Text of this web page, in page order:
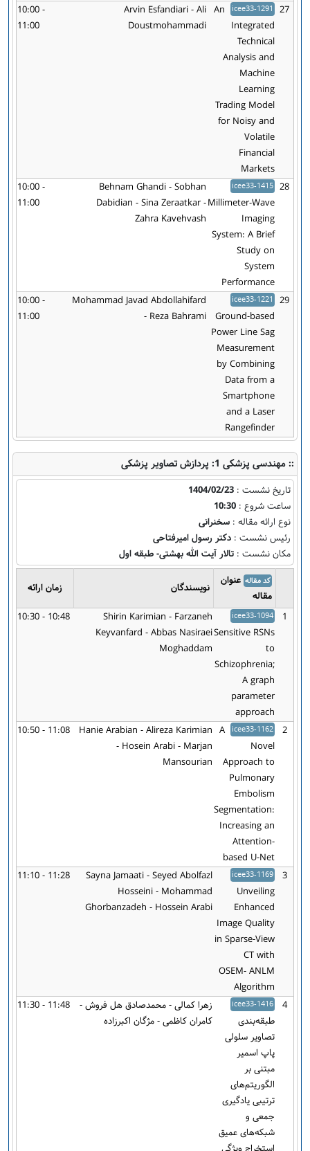
27
icee33-1291
An
Integrated
Technical
Analysis and
Machine
Learning
Trading Model
for Noisy and
Volatile
Financial
Markets
Arvin Esfandiari - Ali
Doustmohammadi
10:00 -
11:00
28
icee33-1415
Millimeter-Wave
Imaging
System: A Brief
Study on
System
Performance
Behnam Ghandi - Sobhan
Dabidian - Sina Zeraatkar -
Zahra Kavehvash
10:00 -
11:00
29
icee33-1221
Ground-based
Power Line Sag
Measurement
by Combining
Data from a
Smartphone
and a Laser
Rangefinder
Mohammad Javad Abdollahifard
- Reza Bahrami
10:00 -
11:00
:: مهندسی پزشکی 1: پردازش تصاویر پزشکی
تاریخ نشست : 1404/02/23
ساعت شروع : 10:30
نوع ارائه مقاله : سخنرانی
رئیس نشست : دکتر رسول امیرفتاحی
مکان نشست : تالار آیت الله بهشتی- طبقه اول
کد مقاله عنوان
مقاله
نویسندگان زمان ارائه
1
icee33-1094
Sensitive RSNs
to
Schizophrenia;
A graph
parameter
approach
Shirin Karimian - Farzaneh
Keyvanfard - Abbas Nasiraei
Moghaddam
10:30 - 10:48
2
icee33-1162
A
Novel
Approach to
Pulmonary
Embolism
Segmentation:
Increasing an
Attention-
based U-Net
Hanie Arabian - Alireza Karimian
- Hosein Arabi - Marjan
Mansourian
10:50 - 11:08
3
icee33-1169
Unveiling
Enhanced
Image Quality
in Sparse-View
CT with
OSEM- ANLM
Algorithm
Sayna Jamaati - Seyed Abolfazl
Hosseini - Mohammad
Ghorbanzadeh - Hossein Arabi
11:10 - 11:28
4
icee33-1416
طبقه‌بندی
تصاویر سلولی
پاپ اسمیر
مبتنی بر
الگوریتم‌های
ترتیبی یادگیری
جمعی و
شبکه‌های عمیق
زهرا کمالی - محمدصادق هل فروش -
کامران کاظمی - مژگان اکبرزاده
11:30 - 11:48